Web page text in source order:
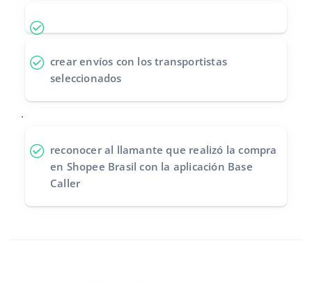
crear envíos con los transportistas
seleccionados
.
reconocer al llamante que realizó la compra
en Shopee Brasil con la aplicación Base
Caller